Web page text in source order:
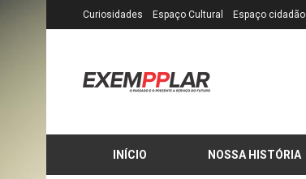
Curiosidades Espaço Cultural Espaço cidadão
INÍCIO NOSSA HISTÓRIA